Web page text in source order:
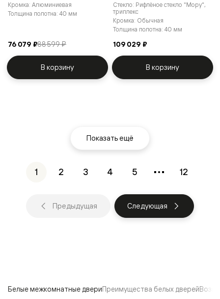
Кромка: Алюминиевая
Толщина полотна: 40 мм
76 079 ₽88 599 ₽
В корзину
Стекло: Рифлёное стекло "Мору",
триплекс
Кромка: Обычная
Толщина полотна: 40 мм
109 029 ₽
В корзину
Показать ещё
1 2 3 4 5 12
Предыдущая Следующая
Белые межкомнатные двериПреимущества белых дверей